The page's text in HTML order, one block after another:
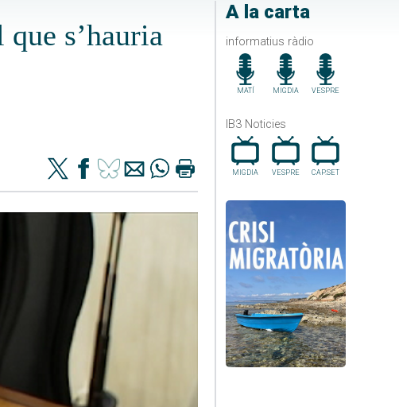
A la carta
informatius ràdio
MATÍ MIGDIA VESPRE
IB3 Noticies
MIGDIA VESPRE CAP.SET
s’hauria